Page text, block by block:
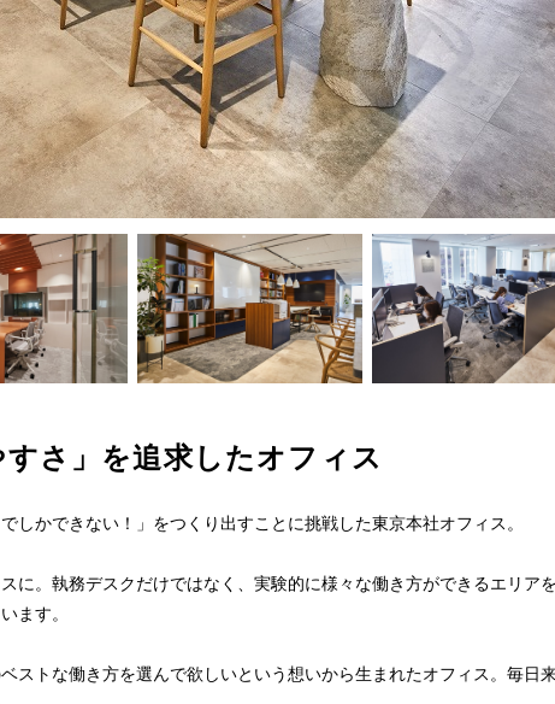
さ」を追求したオフィス
かできない！」をつくり出すことに挑戦した東京本社オフィス。
に。執務デスクだけではなく、実験的に様々な働き方ができるエリア
ます。
ストな働き方を選んで欲しいという想いから生まれたオフィス。毎日